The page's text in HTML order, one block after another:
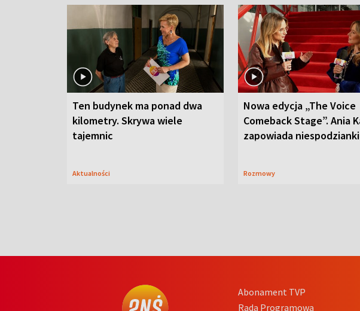
Ten budynek ma ponad dwa
kilometry. Skrywa wiele
tajemnic
Aktualności
Nowa edycja „The Voice
Comeback Stage”. Ania
zapowiada niespodzianki
Rozmowy
Abonament TVP
Rada Programowa